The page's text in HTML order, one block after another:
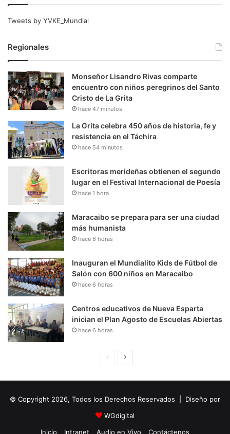
Tweets by YVKE_Mundial
Regionales
Monseñor Lisandro Rivas comparte
encuentro con niños peregrinos del Santo
Cristo de La Grita
hace 47 minutos
La Grita celebra 450 años de historia, fe y
resistencia en el Táchira
hace 54 minutos
Escritoras merideñas obtienen el segundo
lugar en el Festival Internacional de Poesía
hace 1 hora
Maracaibo se prepara para ser una ciudad
más humanista
hace 6 horas
Inauguran el Mundialito Kids de Fútbol de
Salón con 600 niños en Maracaibo
hace 6 horas
Centros educativos de Nueva Esparta
inician el Plan Agosto de Escuelas Abiertas
hace 6 horas
i
n
a
u
i
e
© Copyright 2026, Todos los Derechos Reservados | Diseño por
WGdigital
Inicio
Intranet Audio en Vivo Contáctenos